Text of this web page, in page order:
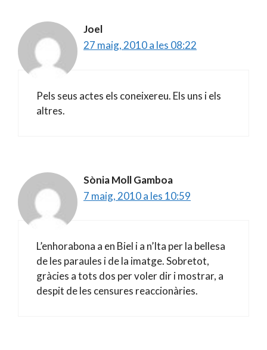
Joel
27 maig, 2010 a les 08:22
Pels seus actes els coneixereu. Els uns i els
altres.
Sònia Moll Gamboa
7 maig, 2010 a les 10:59
L’enhorabona a en Biel i a n’Ita per la bellesa
de les paraules i de la imatge. Sobretot,
gràcies a tots dos per voler dir i mostrar, a
despit de les censures reaccionàries.